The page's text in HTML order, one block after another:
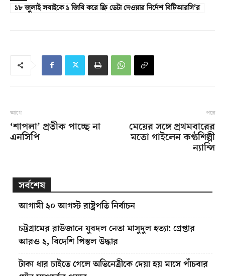
১৮ জুলাই সবাইকে ১ জিবি করে ফ্রি ডেটা দেওয়ার নির্দেশ বিটিআরসি’র
আগে
‘শাপলা’ প্রতীক পাচ্ছে না
এনসিপি
পরে
মেয়ের সঙ্গে প্রথমবারের
মতো গাইলেন কণ্ঠশিল্পী
ন্যান্সি
সর্বশেষ
আগামী ২০ আগস্ট রাষ্ট্রপতি নির্বাচন
চট্টগ্রামের রাউজানে যুবদল নেতা মাসুদুল হত্যা: গ্রেপ্তার
আরও ২, বিদেশি পিস্তল উদ্ধার
টাকা ধার চাইতে গেলে অভিনেত্রীকে দেয়া হয় মাসে পাঁচবার